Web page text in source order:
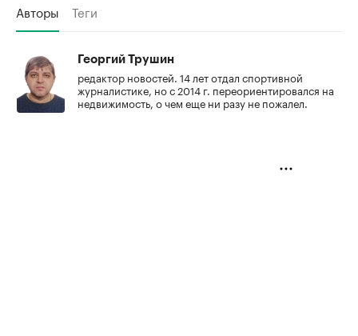
Авторы Теги
Георгий Трушин
редактор новостей. 14 лет отдал спортивной
журналистике, но с 2014 г. переориентировался на
недвижимость, о чем еще ни разу не пожалел.